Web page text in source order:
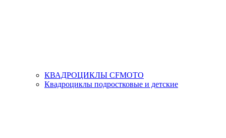
КВАДРОЦИКЛЫ CFMOTO
Квадроциклы подростковые и детские